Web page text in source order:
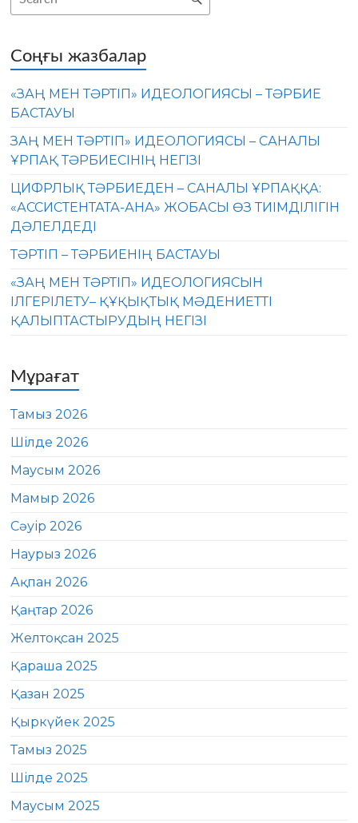
Соңғы жазбалар
«ЗАҢ МЕН ТӘРТІП» ИДЕОЛОГИЯСЫ – ТӘРБИЕ
БАСТАУЫ
ЗАҢ МЕН ТӘРТІП» ИДЕОЛОГИЯСЫ – САНАЛЫ
ҰРПАҚ ТӘРБИЕСІНІҢ НЕГІЗІ
ЦИФРЛЫҚ ТӘРБИЕДЕН – САНАЛЫ ҰРПАҚҚА:
«АССИСТЕНТАТА-АНА» ЖОБАСЫ ӨЗ ТИІМДІЛІГІН
ДӘЛЕЛДЕДІ
ТӘРТІП – ТӘРБИЕНІҢ БАСТАУЫ
«ЗАҢ МЕН ТӘРТІП» ИДЕОЛОГИЯСЫН
ІЛГЕРІЛЕТУ– ҚҰҚЫҚТЫҚ МӘДЕНИЕТТІ
ҚАЛЫПТАСТЫРУДЫҢ НЕГІЗІ
Мұрағат
Тамыз 2026
Шілде 2026
Маусым 2026
Мамыр 2026
Сәуір 2026
Наурыз 2026
Ақпан 2026
Қаңтар 2026
Желтоқсан 2025
Қараша 2025
Қазан 2025
Қыркүйек 2025
Тамыз 2025
Шілде 2025
Маусым 2025